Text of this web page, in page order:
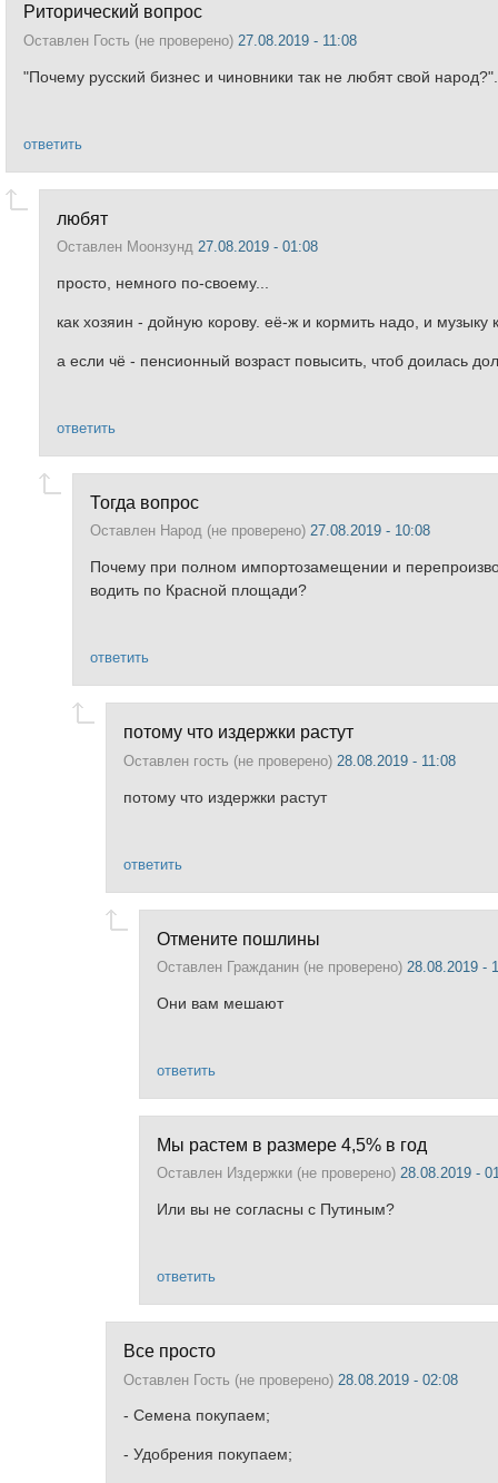
Риторический вопрос
Оставлен Гость (не проверено) 27.08.2019 - 11:08
"Почему русский бизнес и чиновники так не любят свой
ответить
любят
Оставлен Моонзунд 27.08.2019 - 01:08
просто, немного по-своему...
как хозяин - дойную корову. её-ж и кормить надо, и музыку
а если чё - пенсионный возраст повысить, чтоб доилась
ответить
Тогда вопрос
Оставлен Народ (не проверено) 27.08.2019 - 10:08
Почему при полном импортозамещении и
водить по Красной площади?
ответить
потому что издержки растут
Оставлен гость (не проверено) 28.08.2019 - 11:08
потому что издержки растут
ответить
Отмените пошлины
Оставлен Гражданин (не проверено) 28.08.2019 -
Они вам мешают
ответить
Мы растем в размере 4,5% в год
Оставлен Издержки (не проверено) 28.08.2019 -
Или вы не согласны с Путиным?
ответить
Все просто
Оставлен Гость (не проверено) 28.08.2019 - 02:08
- Семена покупаем;
- Удобрения покупаем;